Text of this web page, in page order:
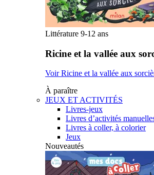
Littérature 9-12 ans
Ricine et la vallée aux
Voir Ricine et la vallée aux
À paraître
JEUX ET ACTIVITÉS
Livres-jeux
Livres d’activités
Livres à coller, à colorier
Jeux
Nouveautés